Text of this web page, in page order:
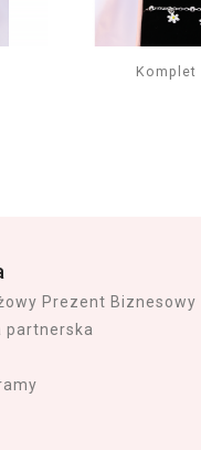
Komplet
Prezent Biznesowy
partnerska